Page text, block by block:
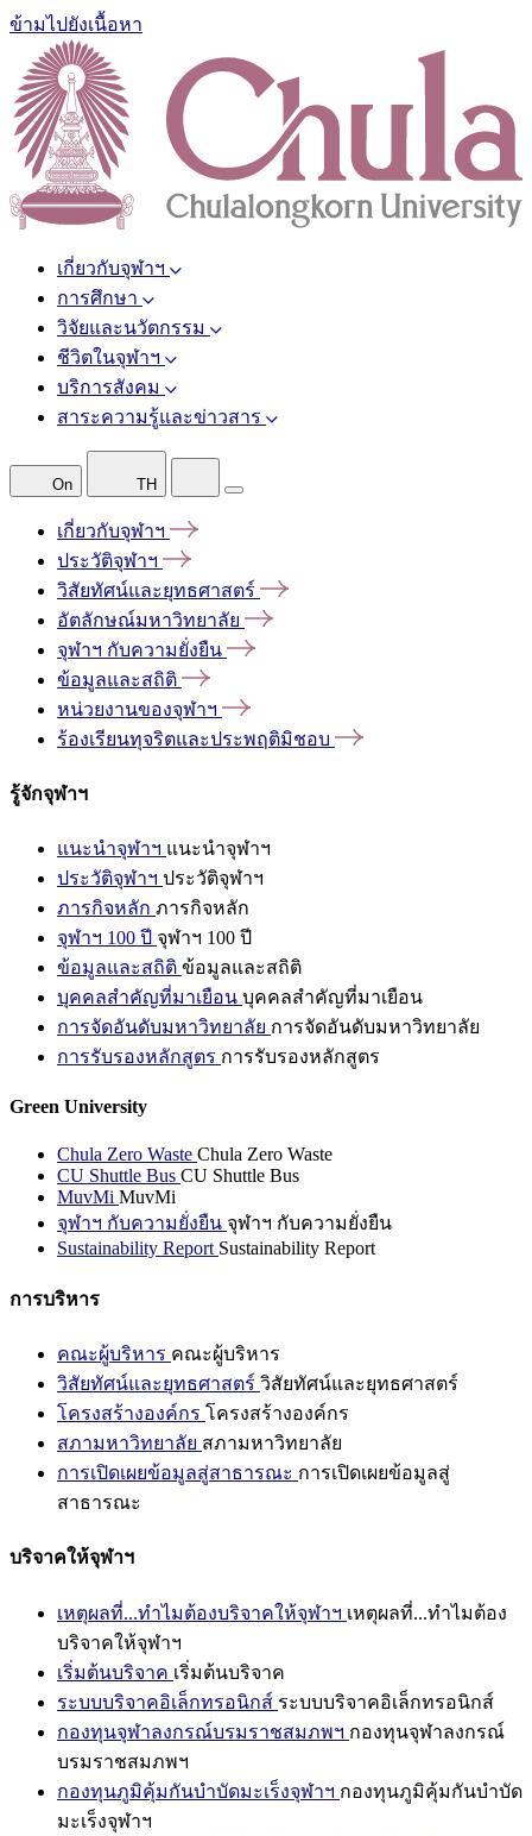
ข้ามไปยังเนื้อหา
เกี่ยวกับจุฬาฯ
การศึกษา
วิจัยและนวัตกรรม
ชีวิตในจุฬาฯ
บริการสังคม
สาระความรู้และข่าวสาร
On TH
เกี่ยวกับจุฬาฯ
ประวัติจุฬาฯ
วิสัยทัศน์และยุทธศาสตร์
อัตลักษณ์มหาวิทยาลัย
จุฬาฯ กับความยั่งยืน
ข้อมูลและสถิติ
หน่วยงานของจุฬาฯ
ร้องเรียนทุจริตและประพฤติมิชอบ
รู้จักจุฬาฯ
แนะนำจุฬาฯ แนะนำจุฬาฯ
ประวัติจุฬาฯ ประวัติจุฬาฯ
ภารกิจหลัก ภารกิจหลัก
จุฬาฯ 100 ปี จุฬาฯ 100 ปี
ข้อมูลและสถิติ ข้อมูลและสถิติ
บุคคลสำคัญที่มาเยือน บุคคลสำคัญที่มาเยือน
การจัดอันดับมหาวิทยาลัย การจัดอันดับมหาวิทยาลัย
การรับรองหลักสูตร การรับรองหลักสูตร
Green University
Chula Zero Waste Chula Zero Waste
CU Shuttle Bus CU Shuttle Bus
MuvMi MuvMi
จุฬาฯ กับความยั่งยืน จุฬาฯ กับความยั่งยืน
Sustainability Report Sustainability Report
การบริหาร
คณะผู้บริหาร คณะผู้บริหาร
วิสัยทัศน์และยุทธศาสตร์ วิสัยทัศน์และยุทธศาสตร์
โครงสร้างองค์กร โครงสร้างองค์กร
สภามหาวิทยาลัย สภามหาวิทยาลัย
การเปิดเผยข้อมูลสู่สาธารณะ การเปิดเผยข้อมูลสู่
สาธารณะ
บริจาคให้จุฬาฯ
เหตุผลที่...ทำไมต้องบริจาคให้จุฬาฯ เหตุผลที่...ทำไมต้อง
บริจาคให้จุฬาฯ
เริ่มต้นบริจาค เริ่มต้นบริจาค
ระบบบริจาคอิเล็กทรอนิกส์ ระบบบริจาคอิเล็กทรอนิกส์
กองทุนจุฬาลงกรณ์บรมราชสมภพฯ กองทุนจุฬาลงกรณ์
บรมราชสมภพฯ
กองทุนภูมิคุ้มกันบำบัดมะเร็งจุฬาฯ กองทุนภูมิคุ้มกันบำบัด
มะเร็งจุฬาฯ